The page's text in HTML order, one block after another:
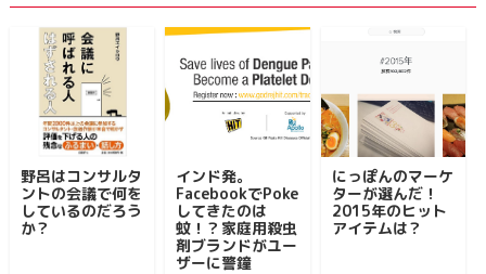
野呂はコンサルタ
ントの会議で何を
しているのだろう
か？
インド発。
FacebookでPoke
してきたのは
蚊！？家庭用殺虫
剤ブランドがユー
ザーに警鐘
にっぽんのマーケ
ターが選んだ！
2015年のヒット
アイテムは？